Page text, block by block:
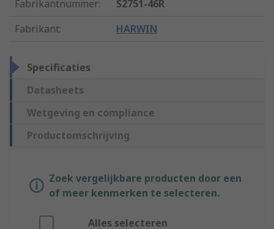
Fabrikantnummer:
S2751-46R
Fabrikant: HARWIN
Specificaties
Datasheets
Wetgeving en compliance
Productomschrijving
Zoek vergelijkbare producten door een
of meer kenmerken te selecteren.
Alles selecteren